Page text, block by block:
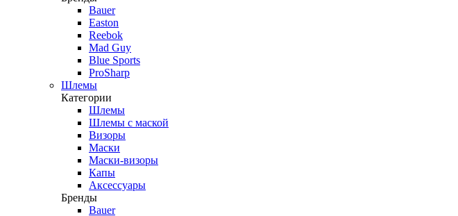
Bauer
Easton
Reebok
Mad Guy
Blue Sports
ProSharp
Шлемы
Категории
Шлемы
Шлемы с маской
Визоры
Маски
Маски-визоры
Капы
Аксессуары
Бренды
Bauer